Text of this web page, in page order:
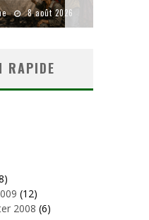
Comité Action Palestine
RAPIDE
(12)
2008 (6)